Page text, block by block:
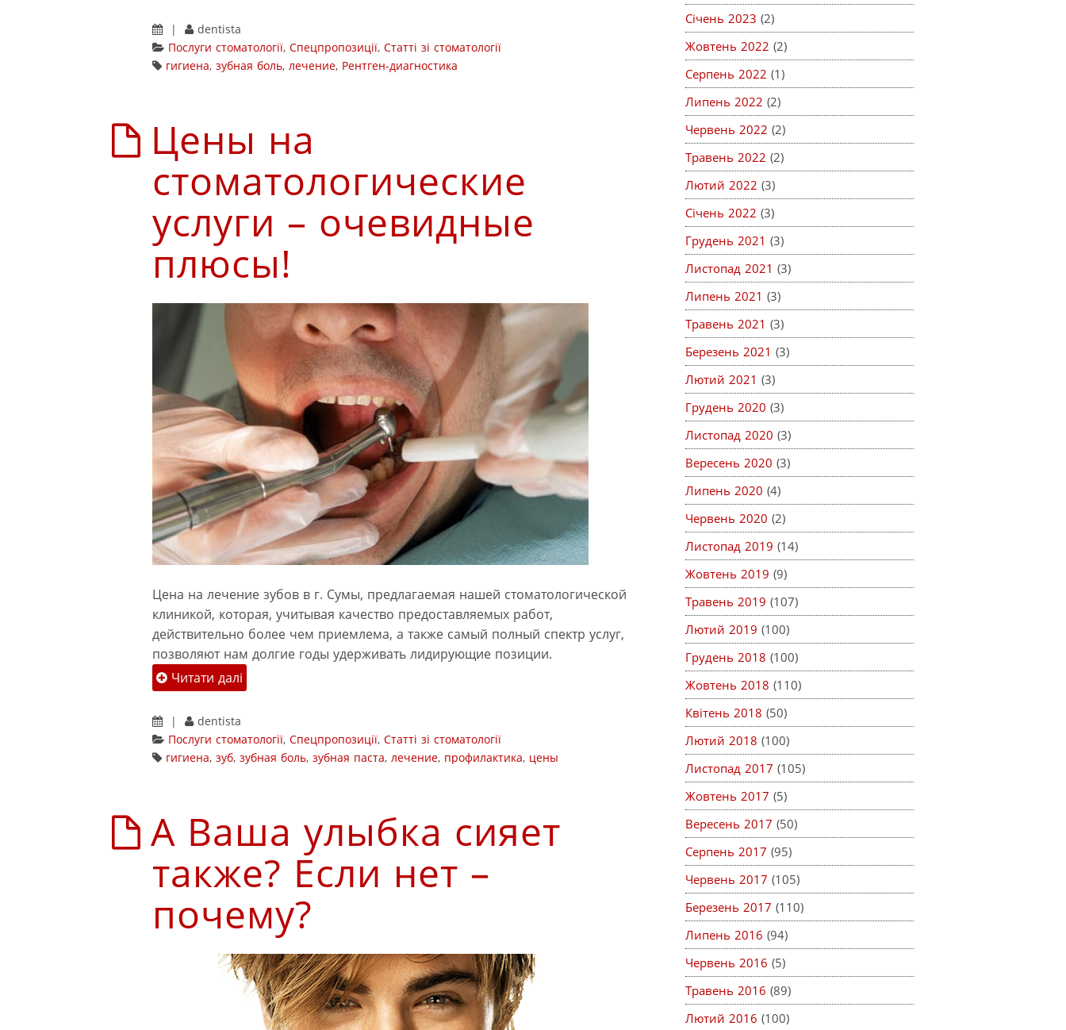
|
dentista
Послуги стоматології, Спецпропозиції, Статті зі стоматології
гигиена, зубная боль, лечение, Рентген-диагностика
Цены на
стоматологические
услуги – очевидные
плюсы!
Цена на лечение зубов в г. Сумы, предлагаемая нашей стоматологической
клиникой, которая, учитывая качество предоставляемых работ,
действительно более чем приемлема, а также самый полный спектр услуг,
позволяют нам долгие годы удерживать лидирующие позиции.
Читати далі
|
dentista
Послуги стоматології, Спецпропозиції, Статті зі стоматології
гигиена, зуб, зубная боль, зубная паста, лечение, профилактика, цены
А Ваша улыбка сияет
также? Если нет –
почему?
Січень 2023 (2)
Жовтень 2022 (2)
Серпень 2022 (1)
Липень 2022 (2)
Червень 2022 (2)
Травень 2022 (2)
Лютий 2022 (3)
Січень 2022 (3)
Грудень 2021 (3)
Листопад 2021 (3)
Липень 2021 (3)
Травень 2021 (3)
Березень 2021 (3)
Лютий 2021 (3)
Грудень 2020 (3)
Листопад 2020 (3)
Вересень 2020 (3)
Липень 2020 (4)
Червень 2020 (2)
Листопад 2019 (14)
Жовтень 2019 (9)
Травень 2019 (107)
Лютий 2019 (100)
Грудень 2018 (100)
Жовтень 2018 (110)
Квітень 2018 (50)
Лютий 2018 (100)
Листопад 2017 (105)
Жовтень 2017 (5)
Вересень 2017 (50)
Серпень 2017 (95)
Червень 2017 (105)
Березень 2017 (110)
Липень 2016 (94)
Червень 2016 (5)
Травень 2016 (89)
Лютий 2016 (100)